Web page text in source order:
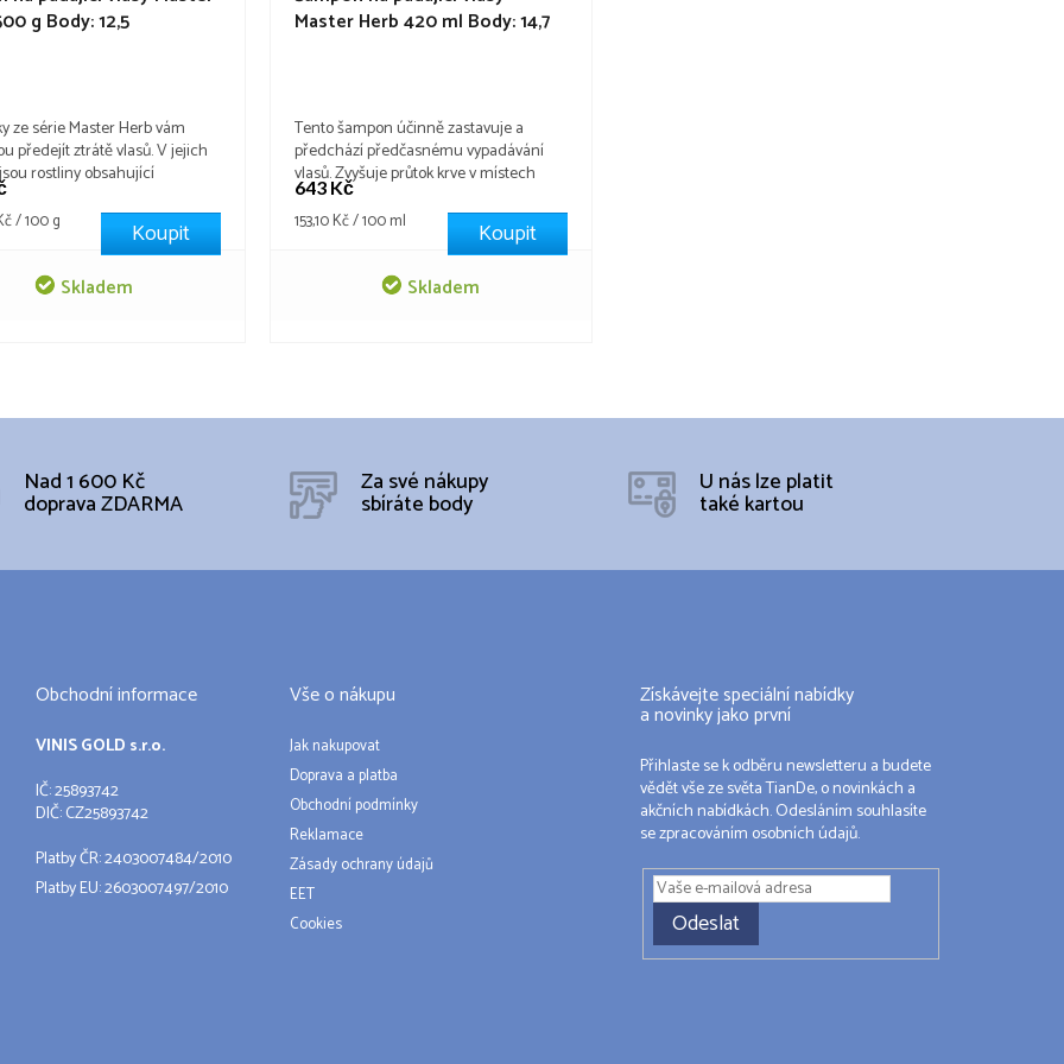
g Body: 12,5
Skladem
/ 100 g Koupit
ze série Master Herb vám
předejít ztrátě vlasů. V jejich
rostliny obsahující
které mají schopnost
vlasových cibulek a
růst vlasů. Posilují
a výměnné procesy v
hlavy, čímž zamezují padání
Master Herb 420 ml Body: 14,7
Skladem
643 Kč
Měrná
153,10 Kč / 100 ml Koupit
Tento šampon účinně zastavuje a
předchází předčasnému vypadávání
vlasů. Zvyšuje průtok krve v místech
vypadávání vlasů a obnovuje minerální
a vitamínovou rovnováhu. Posiluje
kořínky a modeluje poškozenou
Nad 1 600 Kč
doprava ZDARMA
Za své nákupy
sbíráte body
U nás lze platit
také kartou
Obchodní informace
VINIS GOLD s.r.o.
IČ: 25893742
DIČ: CZ25893742
Platby ČR: 2403007484/2010
Platby EU: 2603007497/2010
Vše o nákupu
Jak nakupovat
Doprava a platba
Obchodní podmínky
Reklamace
Zásady ochrany údajů
EET
Cookies
Získávejte speciální nabídky
a novinky jako první
Přihlaste se k odběru newsletteru a budete
vědět vše ze světa TianDe, o novinkách a
akčních nabídkách. Odesláním souhlasíte
se zpracováním osobních údajů.
Odeslat